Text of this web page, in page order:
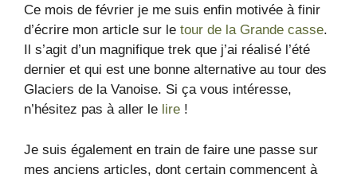
Ce mois de février je me suis enfin motivée à finir
d’écrire mon article sur le tour de la Grande casse.
Il s’agit d’un magnifique trek que j’ai réalisé l’été
dernier et qui est une bonne alternative au tour des
Glaciers de la Vanoise. Si ça vous intéresse,
n’hésitez pas à aller le lire !
Je suis également en train de faire une passe sur
mes anciens articles, dont certain commencent à